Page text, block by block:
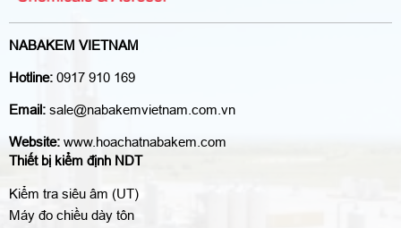
NABAKEM VIETNAM
Hotline: 0917 910 169
Email: sale@nabakemvietnam.com.vn
Website: www.hoachatnabakem.com
Thiết bị kiểm định NDT
Kiểm tra siêu âm (UT)
Máy đo chiều dày tôn